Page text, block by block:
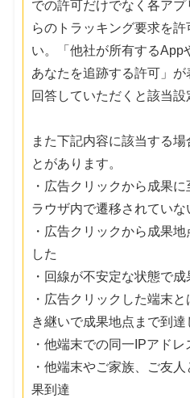
での許可だけでなく各ア
らのトラッキング要求を
い。「他社が所有するApp
あなたを追跡する許可」
回答していただくと該当設
また下記内容に該当する
とがあります。
・広告クリックから成果
ラウザ内で遷移されていな
・広告クリックから成果
した
・回線が不安定な状態で
・広告クリックした端末
き継いで成果地点まで到達
・他端末での同一IPアド
・他端末やご家族、ご友
果到達